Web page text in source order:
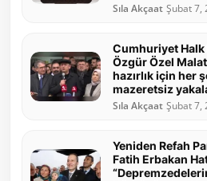
Sıla Akçaat Şubat 7,
Cumhuriyet Halk
Özgür Özel
hazırlık için her
mazeretsiz
Sıla Akçaat Şubat 7,
Yeniden Refah
Fatih Erbakan